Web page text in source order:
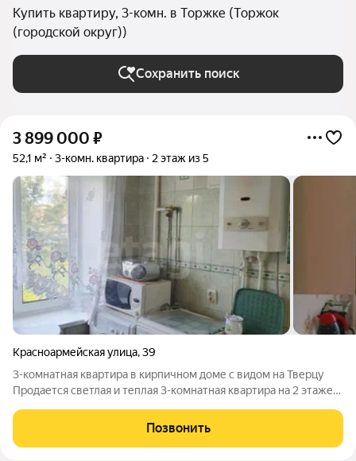
Купить квартиру, 3-комн. в Торжке (Торжок
(городской округ))
Сохранить поиск
3 899 000 ₽
52,1 м² 3-комн. квартира 2 этаж из 5
Красноармейская улица,39
3-комнатная квартира в кирпичном доме с видом на Тверцу
Продается светлая и теплая 3-комнатная квартира на 2 этаже
комфортной жизни в спокойном районе с развитой
Позвонить